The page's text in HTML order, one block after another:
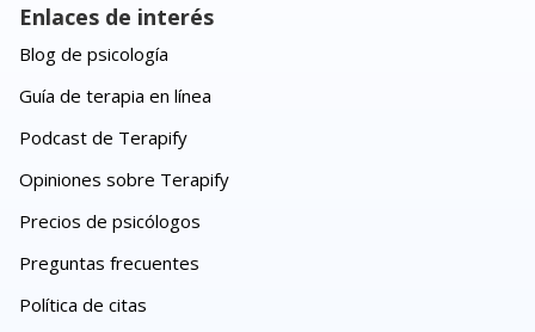
Enlaces de interés
Blog de psicología
Guía de terapia en línea
Podcast de Terapify
Opiniones sobre Terapify
Precios de psicólogos
Preguntas frecuentes
Política de citas